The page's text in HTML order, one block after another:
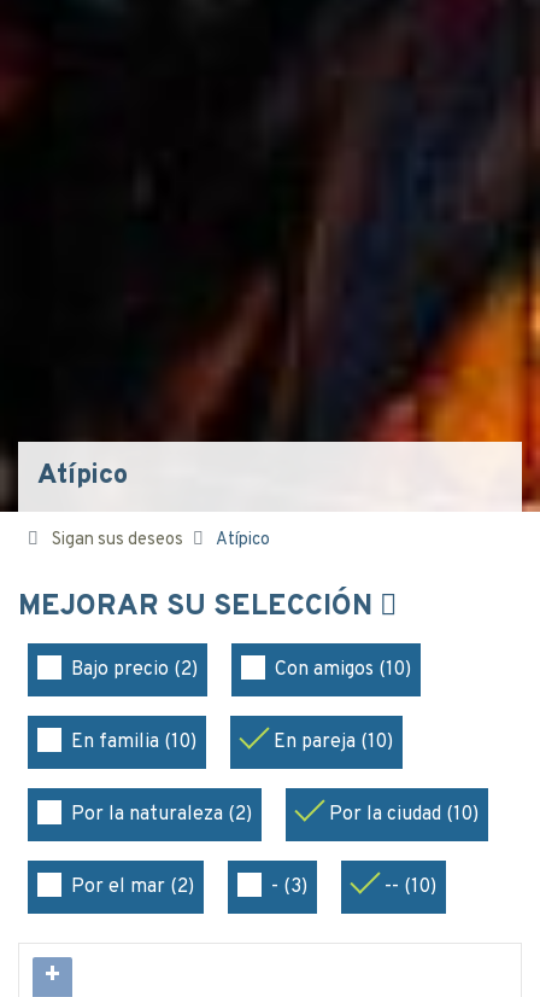
Atípico
Sigan sus deseos Atípico
MEJORAR SU SELECCIÓN
Bajo precio (2) Con amigos (10)
En familia (10) En pareja (10)
Por la naturaleza (2) Por la ciudad (10)
Por el mar (2) - (3) -- (10)
+